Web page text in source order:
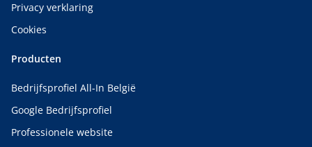
Privacy verklaring
Cookies
Producten
Bedrijfsprofiel All-In België
Google Bedrijfsprofiel
Professionele website